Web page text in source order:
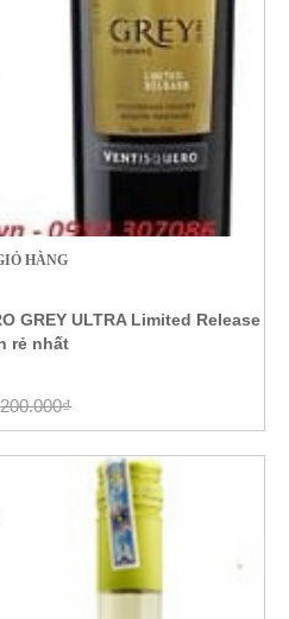
HÀNG
GREY ULTRA Limited Release
rẻ nhất